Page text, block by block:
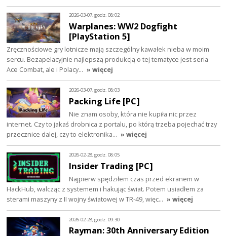
2026-03-07, godz. 08:02
Warplanes: WW2 Dogfight
[PlayStation 5]
Zręcznościowe gry lotnicze mają szczególny kawałek nieba w moim
sercu. Bezapelacyjnie najlepszą produkcją o tej tematyce jest seria
Ace Combat, ale i Polacy… » więcej
2026-03-07, godz. 08:03
Packing Life [PC]
Nie znam osoby, która nie kupiła nic przez
internet. Czy to jakaś drobnica z portalu, po którą trzeba pojechać trzy
przecznice dalej, czy to elektronika… » więcej
2026-02-28, godz. 08:05
Insider Trading [PC]
Najpierw spędziłem czas przed ekranem w
HackHub, walcząc z systemem i hakując świat. Potem usiadłem za
sterami maszyny z II wojny światowej w TR-49, więc… » więcej
2026-02-28, godz. 09:30
Rayman: 30th Anniversary Edition